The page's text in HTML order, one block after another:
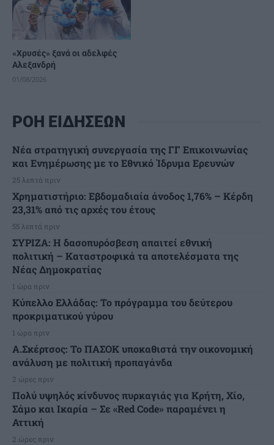
«Χρυσές» ξανά οι αδελφές
Αλεξανδρή
01/08/2026
ΡΟΗ ΕΙΔΗΣΕΩΝ
Νέα στρατηγική συνεργασία της ΓΓ Επικοινωνίας
και Ενημέρωσης με το Εθνικό Ίδρυμα Ερευνών
25 λεπτά πριν
Χρηματιστήριο: Εβδομαδιαία άνοδος 1,76% – Κέρδη
23,31% από τις αρχές του έτους
55 λεπτά πριν
ΣΥΡΙΖΑ: Η δασοπυρόσβεση απαιτεί εθνική
πολιτική – Καταστροφικά τα αποτελέσματα της
Νέας Δημοκρατίας
1 ώρα πριν
Κύπελλο Ελλάδας: Το πρόγραμμα του δεύτερου
προκριματικού γύρου
1 ώρα πριν
Α.Σκέρτσος: Το ΠΑΣΟΚ υποκαθιστά την οικονομική
ανάλυση με πολιτική προπαγάνδα
2 ώρες πριν
Πολύ υψηλός κίνδυνος πυρκαγιάς για Κρήτη, Χίο,
Σάμο και Ικαρία – Σε «Red Code» παραμένει η
Αττική
2 ώρες πριν